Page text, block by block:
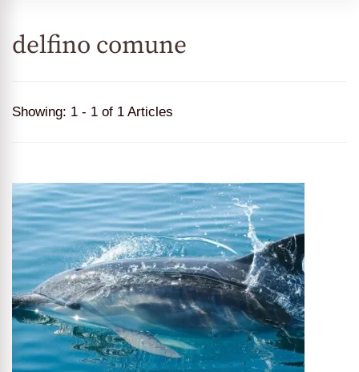
delfino comune
Showing: 1 - 1 of 1 Articles